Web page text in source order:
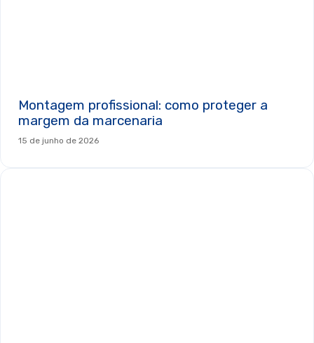
Montagem profissional: como proteger a
margem da marcenaria
15 de junho de 2026